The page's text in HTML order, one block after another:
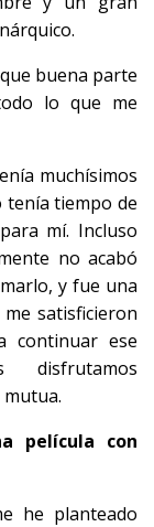
buena parte
lo que me
muchísimos
tenía tiempo de
mí. Incluso
no acabó
y fue una
satisficieron
continuar ese
película con
he planteado